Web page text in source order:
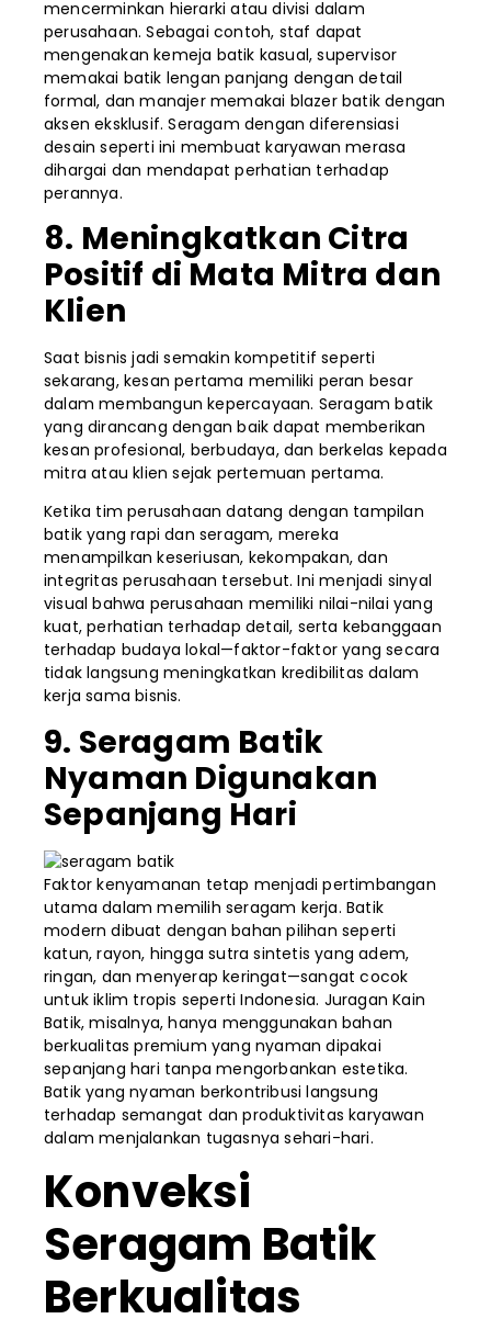
mencerminkan hierarki atau divisi dalam
perusahaan. Sebagai contoh, staf dapat
mengenakan kemeja batik kasual, supervisor
memakai batik lengan panjang dengan detail
formal, dan manajer memakai blazer batik dengan
aksen eksklusif. Seragam dengan diferensiasi
desain seperti ini membuat karyawan merasa
dihargai dan mendapat perhatian terhadap
perannya.
8. Meningkatkan Citra
Positif di Mata Mitra dan
Klien
Saat bisnis jadi semakin kompetitif seperti
sekarang, kesan pertama memiliki peran besar
dalam membangun kepercayaan. Seragam batik
yang dirancang dengan baik dapat memberikan
kesan profesional, berbudaya, dan berkelas kepada
mitra atau klien sejak pertemuan pertama.
Ketika tim perusahaan datang dengan tampilan
batik yang rapi dan seragam, mereka
menampilkan keseriusan, kekompakan, dan
integritas perusahaan tersebut. Ini menjadi sinyal
visual bahwa perusahaan memiliki nilai-nilai yang
kuat, perhatian terhadap detail, serta kebanggaan
terhadap budaya lokal—faktor-faktor yang secara
tidak langsung meningkatkan kredibilitas dalam
kerja sama bisnis.
9. Seragam Batik
Nyaman Digunakan
Sepanjang Hari
Faktor kenyamanan tetap menjadi pertimbangan
utama dalam memilih seragam kerja. Batik
modern dibuat dengan bahan pilihan seperti
katun, rayon, hingga sutra sintetis yang adem,
ringan, dan menyerap keringat—sangat cocok
untuk iklim tropis seperti Indonesia. Juragan Kain
Batik, misalnya, hanya menggunakan bahan
berkualitas premium yang nyaman dipakai
sepanjang hari tanpa mengorbankan estetika.
Batik yang nyaman berkontribusi langsung
terhadap semangat dan produktivitas karyawan
dalam menjalankan tugasnya sehari-hari.
Konveksi
Seragam Batik
Berkualitas